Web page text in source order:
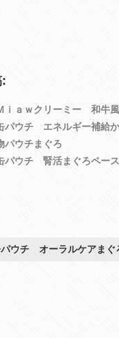
:
ｉａｗクリーミー 和牛
パウチ エネルギー補給
パウチまぐろ
パウチ 腎活まぐろペー
パウチ オーラルケアまぐ